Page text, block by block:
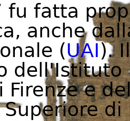
fu fatta
anche
(UAI).
dell'Istituto
e
di